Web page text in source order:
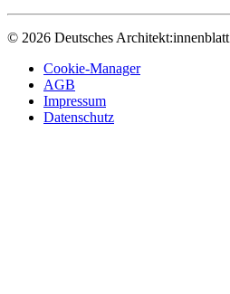
© 2026 Deutsches Architekt:innenblatt
Cookie-Manager
AGB
Impressum
Datenschutz